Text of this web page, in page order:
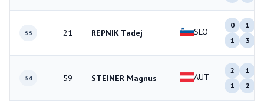
33 21 REPNIK Tadej SLO
0
1
1
3
34 59 STEINER Magnus AUT
2
1
1
2